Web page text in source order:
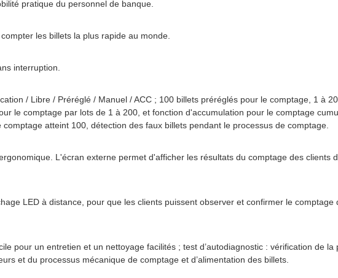
pratique du personnel de banque.
les billets la plus rapide au monde.
interruption.
/ Libre / Préréglé / Manuel / ACC ; 100 billets préréglés pour le comptage, 1 à
le comptage par lots de 1 à 200, et fonction d'accumulation pour le comptage
atteint 100, détection des faux billets pendant le processus de comptage.
L'écran externe permet d'afficher les résultats du comptage des clients
LED à distance, pour que les clients puissent observer et confirmer le comptage
pour un entretien et un nettoyage facilités ; test d’autodiagnostic : vérification de la
et du processus mécanique de comptage et d’alimentation des billets.